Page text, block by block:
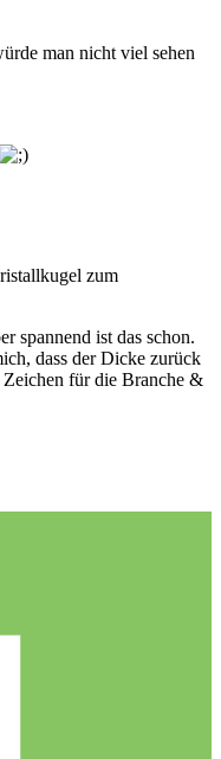
man nicht viel sehen
zum
spannend ist das schon.
dass der Dicke zurück
für die Branche &